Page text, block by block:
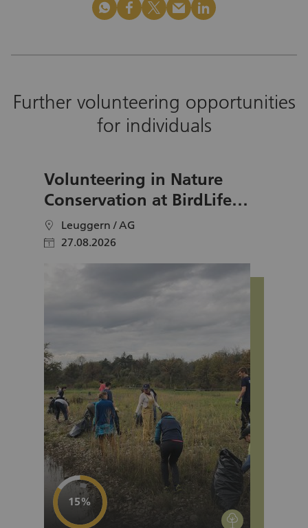
whatsapp facebook x_logo mail linkedin
Further volunteering opportunities
for individuals
Volunteering in Nature
Conservation at BirdLife
Klingnauer Stausee
location Leuggern / AG
calendar 27.08.2026
Project progress
15%
environment